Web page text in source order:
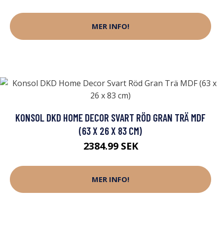
MER INFO!
KONSOL DKD HOME DECOR SVART RÖD GRAN TRÄ MDF
(63 X 26 X 83 CM)
2384.99 SEK
MER INFO!